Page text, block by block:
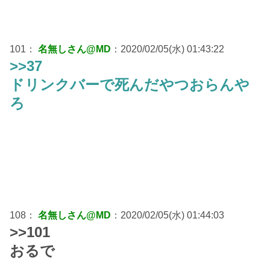
101： 名無しさん@MD ：2020/02/05(水) 01:43:22
>>37
ドリンクバーで死んだやつおらんや
ろ
108： 名無しさん@MD ：2020/02/05(水) 01:44:03
>>101
おるで